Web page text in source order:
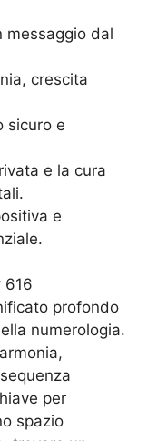
messaggio dal
crescita
sicuro e
e la cura
e
616
profondo
numerologia.
per
spazio